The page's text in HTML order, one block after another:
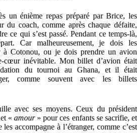
un énième repas préparé par Brice, les
du coach, comme après chaque défaite,
ce qui s’est passé. Pendant ce temps-là,
Car malheureusement, je dois les
à Cotonou, ou je dois prendre un avion
cœur inévitable. Mon billet d’avion était
du tournoi au Ghana, et il était
comme souvent avec les billets
avec ses moyens. Ceux du président
« amour» pour ces enfants se sacrifie, et
accompagne à l’étranger, comme c’est